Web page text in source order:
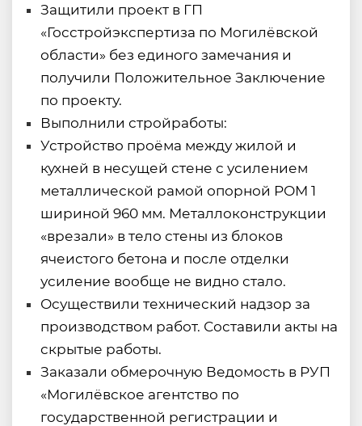
Защитили проект в ГП
«Госстройэкспертиза по Могилёвской
области» без единого замечания и
получили Положительное Заключение
по проекту.
Выполнили стройработы:
Устройство проёма между жилой и
кухней в несущей стене с усилением
металлической рамой опорной РОМ 1
шириной 960 мм. Металлоконструкции
«врезали» в тело стены из блоков
ячеистого бетона и после отделки
усиление вообще не видно стало.
Осуществили технический надзор за
производством работ. Составили акты на
скрытые работы.
Заказали обмерочную Ведомость в РУП
«Могилёвское агентство по
государственной регистрации и